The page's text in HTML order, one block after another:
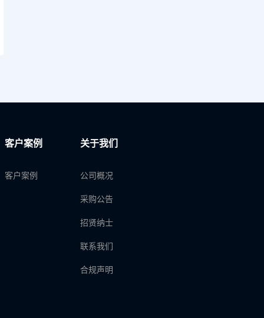
客户案例
客户案例
关于我们
公司概况
采购公告
招贤纳士
联系我们
合规声明